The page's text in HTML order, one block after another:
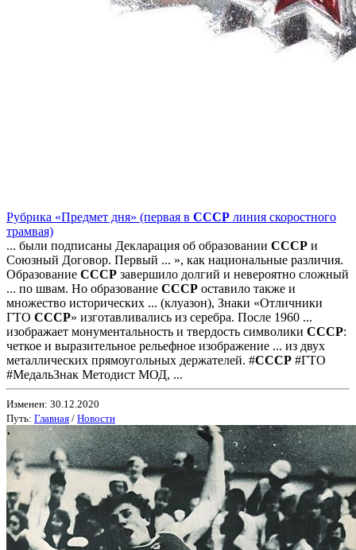
Рубрика «Предмет дня» (первая в СССР линия скоростного
трамвая)
... были подписаны Декларация об образовании СССР и
Союзный Договор. Первый ... », как национальные различия.
Образование СССР завершило долгий и невероятно сложный
... по швам. Но образование СССР оставило также и
множество исторических ... (клуазон), Знаки «Отличники
ГТО СССР» изготавливались из серебра. После 1960 ...
изображает монументальность и твердость символики СССР:
четкое и выразительное рельефное изображение ... из двух
металлических прямоугольных держателей. #СССР #ГТО
#МедальЗнак Методист МОД, ...
Изменен: 30.12.2020
Путь: Главная / Новости